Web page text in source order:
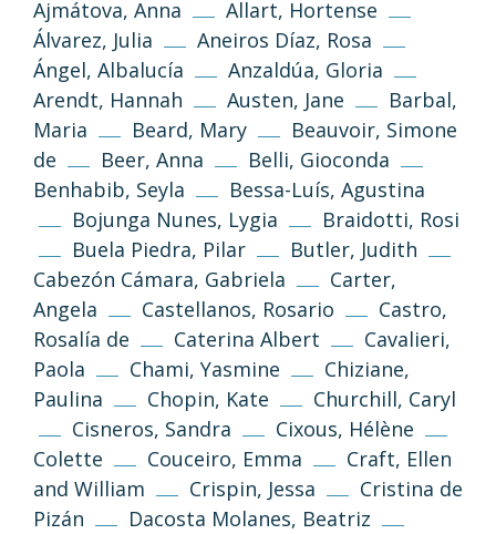
Ajmátova, Anna
Allart, Hortense
Álvarez, Julia
Aneiros Díaz, Rosa
Ángel, Albalucía
Anzaldúa, Gloria
Arendt, Hannah
Austen, Jane
Barbal,
Maria
Beard, Mary
Beauvoir, Simone
de
Beer, Anna
Belli, Gioconda
Benhabib, Seyla
Bessa-Luís, Agustina
Bojunga Nunes, Lygia
Braidotti, Rosi
Buela Piedra, Pilar
Butler, Judith
Cabezón Cámara, Gabriela
Carter,
Angela
Castellanos, Rosario
Castro,
Rosalía de
Caterina Albert
Cavalieri,
Paola
Chami, Yasmine
Chiziane,
Paulina
Chopin, Kate
Churchill, Caryl
Cisneros, Sandra
Cixous, Hélène
Colette
Couceiro, Emma
Craft, Ellen
and William
Crispin, Jessa
Cristina de
Pizán
Dacosta Molanes, Beatriz